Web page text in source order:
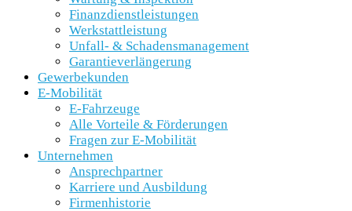
Finanzdienstleistungen
Werkstattleistung
Unfall- & Schadensmanagement
Garantieverlängerung
Gewerbekunden
E-Mobilität
E-Fahrzeuge
Alle Vorteile & Förderungen
Fragen zur E-Mobilität
Unternehmen
Ansprechpartner
Karriere und Ausbildung
Firmenhistorie